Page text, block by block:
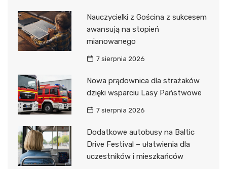
Nauczycielki z Gościna z sukcesem
awansują na stopień
mianowanego
7 sierpnia 2026
Nowa prądownica dla strażaków
dzięki wsparciu Lasy Państwowe
7 sierpnia 2026
Dodatkowe autobusy na Baltic
Drive Festival – ułatwienia dla
uczestników i mieszkańców